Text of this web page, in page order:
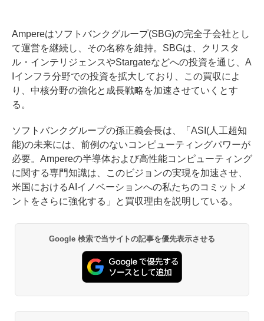
Ampereはソフトバンクグループ(SBG)の完全子会社とし
て運営を継続し、その名称を維持。SBGは、クリスタ
ル・インテリジェンスやStargateなどへの投資を通じ、A
Iインフラ分野での投資を拡大しており、この買収によ
り、中核分野の強化と成長戦略を加速させていくとす
る。
ソフトバンクグループの孫正義会長は、「ASI(人工超知
能)の未来には、前例のないコンピューティングパワーが
必要。Ampereの半導体および高性能コンピューティング
に関する専門知識は、このビジョンの実現を加速させ、
米国におけるAIイノベーションへの私たちのコミットメ
ントをさらに強化する」と買収理由を説明している。
Google 検索で当サイトの記事を優先表示させる